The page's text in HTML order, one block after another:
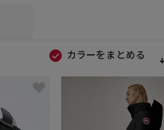
カラーをまとめる